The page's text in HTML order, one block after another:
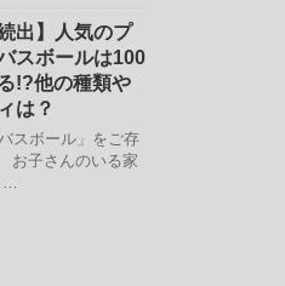
出】人気のプ
スボールは100
!?他の種類や
は？
スボール」をご存
お子さんのいる家
…